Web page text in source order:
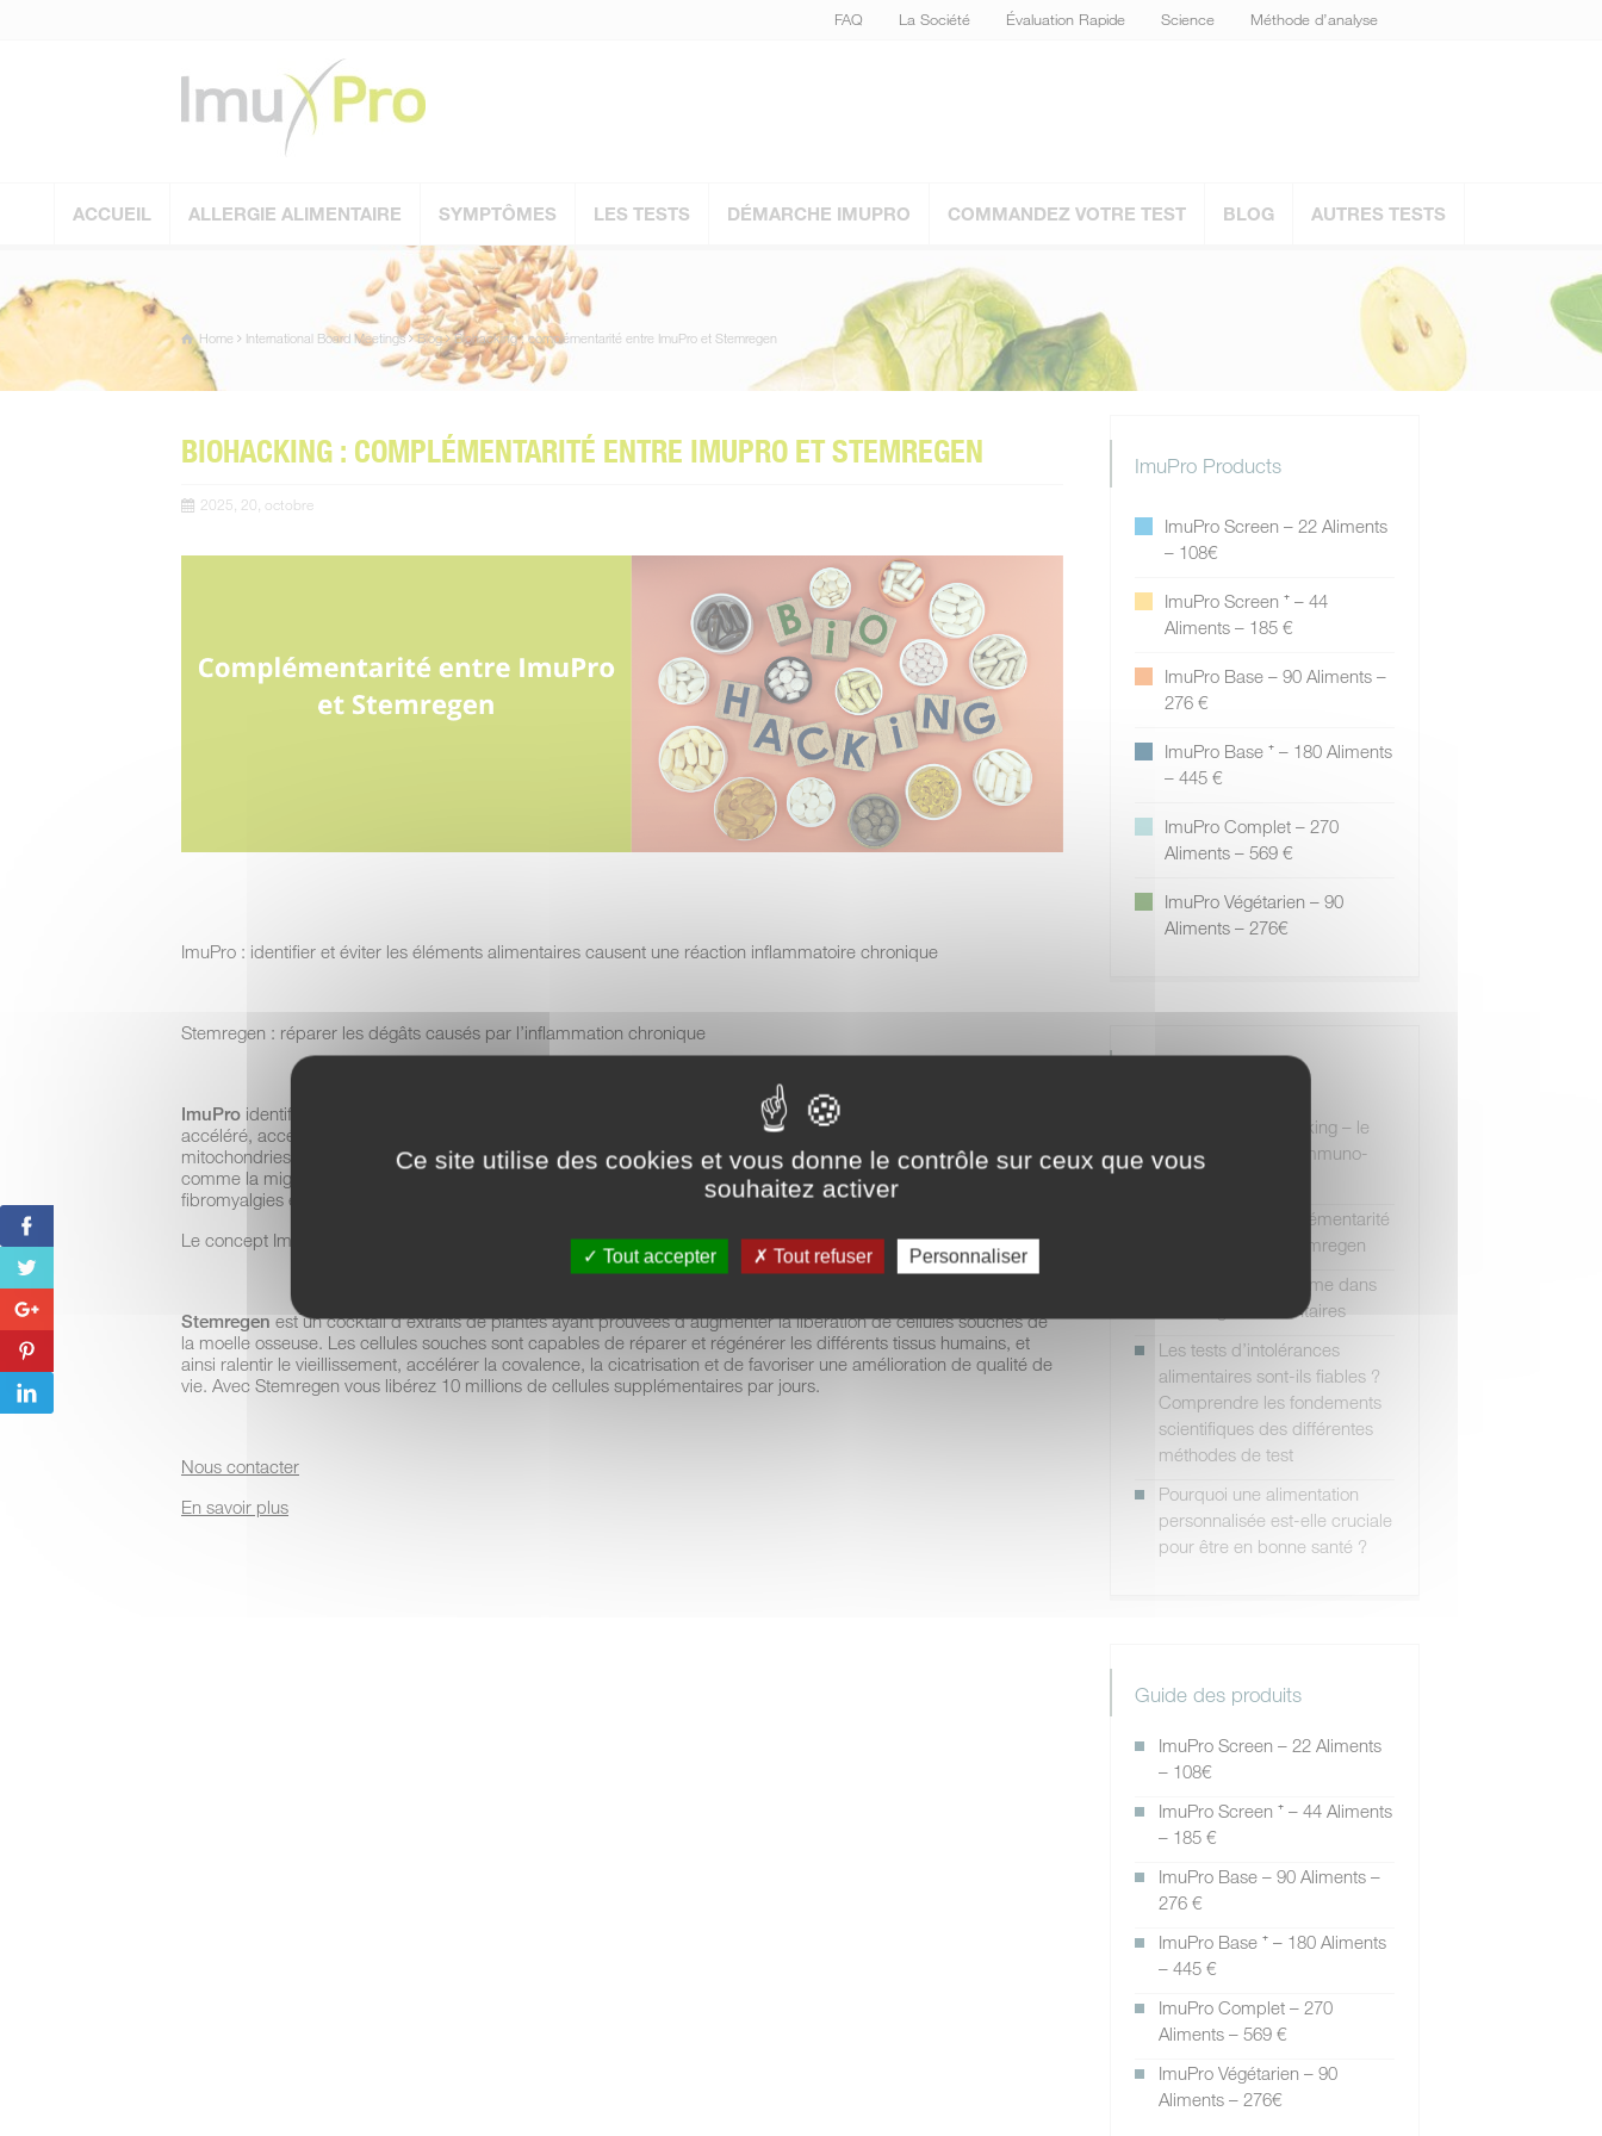
FAQ La Société Évaluation Rapide Science Méthode d’analyse
ACCUEIL ALLERGIE ALIMENTAIRE SYMPTÔMES LES TESTS DÉMARCHE IMUPRO COMMANDEZ VOTRE TEST BLOG AUTRES TESTS
Home International Board Meetings Blog Biohacking : complémentarité entre ImuPro et Stemregen
BIOHACKING : COMPLÉMENTARITÉ ENTRE IMUPRO ET STEMREGEN
2025, 20, octobre
ImuPro : identifier et éviter les éléments alimentaires causent une réaction inflammatoire chronique
Stemregen : réparer les dégâts causés par l’inflammation chronique
ImuPro identifie les aliments qui induisent une inflammation chronique qui sont à la source du vieillissement
accéléré, accélération de formation cellules sénescentes (cellules zombies), dysfonctionnement des
mitochondries, perte de résilience envers le stress, mais aussi d’une multitude de maladies inflammatoires
comme la migraine, le côlon irritable, troubles de comportement, fatigue chronique, douleurs articulaires,
fibromyalgies et beaucoup de maladies auto-immunes qui sont maintenues par l’inflammation chronique.
Le concept ImuPro a montré son efficacité dans de nombreuses études cliniques.
Stemregen est un cocktail d’extraits de plantes ayant prouvées d’augmenter la libération de cellules souches de
la moelle osseuse. Les cellules souches sont capables de réparer et régénérer les différents tissus humains, et
ainsi ralentir le vieillissement, accélérer la covalence, la cicatrisation et de favoriser une amélioration de qualité de
vie. Avec Stemregen vous libérez 10 millions de cellules supplémentaires par jours.
Nous contacter
En savoir plus
ImuPro Products
ImuPro Screen – 22 Aliments
– 108€
ImuPro Screen ⁺ – 44
Aliments – 185 €
ImuPro Base – 90 Aliments –
276 €
ImuPro Base ⁺ – 180 Aliments
– 445 €
ImuPro Complet – 270
Aliments – 569 €
ImuPro Végétarien – 90
Aliments – 276€
Webinaire : Biohacking – le
rôle pertinent de l’immuno-
Biohacking : complémentarité
entre ImuPro et Stemregen
Le rôle du microbiome dans
les allergies alimentaires
Les tests d’intolérances
alimentaires sont-ils fiables ?
Comprendre les fondements
scientifiques des différentes
méthodes de test
Pourquoi une alimentation
personnalisée est-elle cruciale
pour être en bonne santé ?
Guide des produits
ImuPro Screen – 22 Aliments
– 108€
ImuPro Screen ⁺ – 44 Aliments
– 185 €
ImuPro Base – 90 Aliments –
276 €
ImuPro Base ⁺ – 180 Aliments
– 445 €
ImuPro Complet – 270
Aliments – 569 €
ImuPro Végétarien – 90
Aliments – 276€
Ce site utilise des cookies et vous donne le contrôle sur ceux que vous
souhaitez activer
Tout accepter Tout refuser Personnaliser